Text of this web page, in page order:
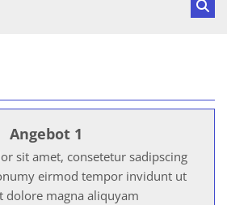
Angebot 1
sit amet, consetetur sadipscing
eirmod tempor invidunt ut
dolore magna aliquyam